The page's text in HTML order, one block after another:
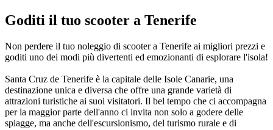
Goditi il tuo scooter a Tenerife
Non perdere il tuo noleggio di scooter a Tenerife ai migliori prezzi e
goditi uno dei modi più divertenti ed emozionanti di esplorare l'isola!
Santa Cruz de Tenerife è la capitale delle Isole Canarie, una
destinazione unica e diversa che offre una grande varietà di
attrazioni turistiche ai suoi visitatori. Il bel tempo che ci accompagna
per la maggior parte dell'anno ci invita non solo a godere delle
spiagge, ma anche dell'escursionismo, del turismo rurale e di